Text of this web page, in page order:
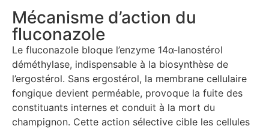
Mécanisme d’action du
fluconazole
Le fluconazole bloque l’enzyme 14α-lanostérol
déméthylase, indispensable à la biosynthèse de
l’ergostérol. Sans ergostérol, la membrane cellulaire
fongique devient perméable, provoque la fuite des
constituants internes et conduit à la mort du
champignon. Cette action sélective cible les cellules